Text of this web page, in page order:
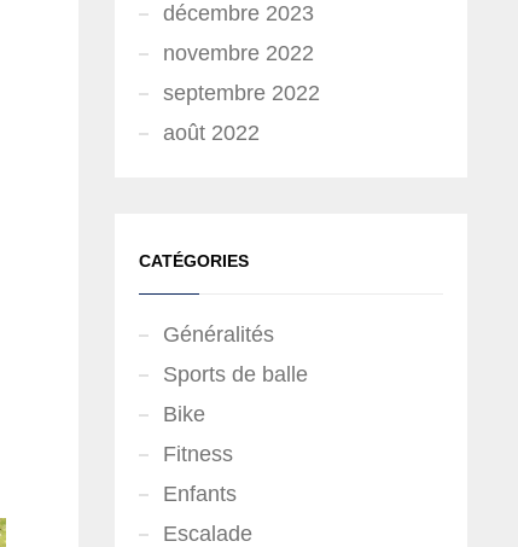
décembre 2023
novembre 2022
septembre 2022
août 2022
CATÉGORIES
Généralités
Sports de balle
Bike
Fitness
Enfants
Escalade